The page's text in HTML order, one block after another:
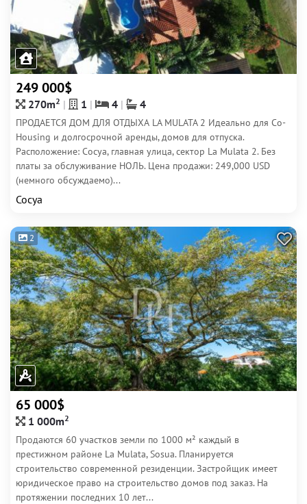
249 000$
270m2 1 4 4
ПРОДАЕТСЯ ДОМ ДЛЯ ОТДЫХА LA MULATA 2 Идеально для Co-
Housing и долгосрочной аренды, домов для отпуска.
Расположение: Сосуа, главная улица, сектор La Mulata 2. Без
платы за обслуживание НОЛЬ. Цена продажи: 249,000 USD
(немного обсуждаемо)...
Сосуа
2
65 000$
1 000m2
Продаются 60 участков земли по 1000 м² каждый в
престижном районе La Mulata, Sosua. Планируется
строительство современной резиденции. Застройщик имеет
юридическое право на строительство домов под заказ. На
протяжении последних 10 лет...